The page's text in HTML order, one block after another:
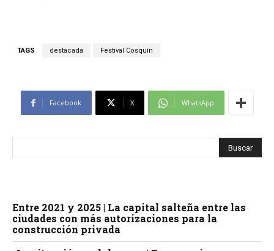
TAGS destacada Festival Cosquín
Facebook X WhatsApp
Entre 2021 y 2025 | La capital salteña entre las
ciudades con más autorizaciones para la
construcción privada